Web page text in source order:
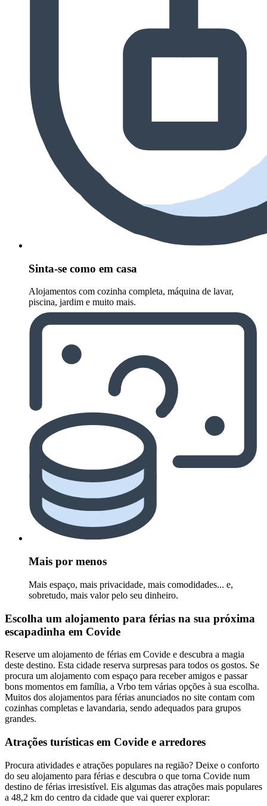
Sinta-se como em casa
Alojamentos com cozinha completa, máquina de lavar,
piscina, jardim e muito mais.
Mais por menos
Mais espaço, mais privacidade, mais comodidades... e,
sobretudo, mais valor pelo seu dinheiro.
Escolha um alojamento para férias na sua próxima
escapadinha em Covide
Reserve um alojamento de férias em Covide e descubra a magia
deste destino. Esta cidade reserva surpresas para todos os gostos. Se
procura um alojamento com espaço para receber amigos e passar
bons momentos em família, a Vrbo tem várias opções à sua escolha.
Muitos dos alojamentos para férias anunciados no site contam com
cozinhas completas e lavandaria, sendo adequados para grupos
grandes.
Atrações turísticas em Covide e arredores
Procura atividades e atrações populares na região? Deixe o conforto
do seu alojamento para férias e descubra o que torna Covide num
destino de férias irresistível. Eis algumas das atrações mais populares
a 48,2 km do centro da cidade que vai querer explorar: